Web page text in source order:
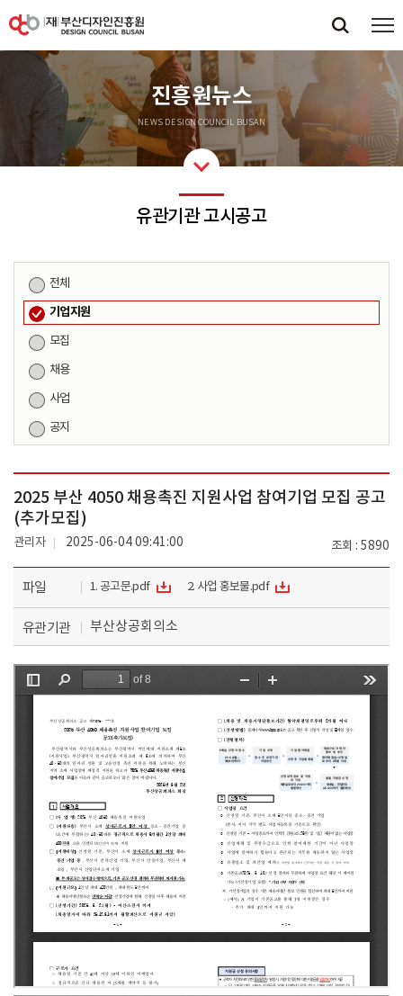
진흥원뉴스
NEWS DESIGN COUNCIL BUSAN
유관기관 고시공고
전체
기업지원
모집
채용
사업
공지
2025 부산 4050 채용촉진 지원사업 참여기업 모집 공고
(추가모집)
조회 5890
관리자 2025-06-04 09:41:00
파일 1. 공고문.pdf 2. 사업 홍보물.pdf
유관기관 부산상공회의소